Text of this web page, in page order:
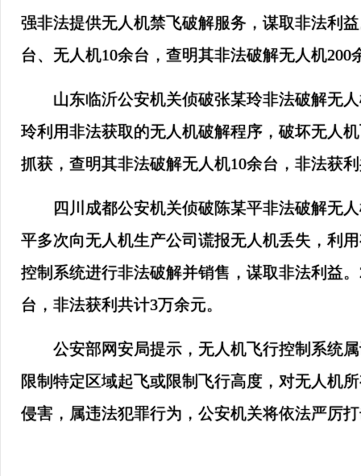
强非法提供无人机禁飞破解服务，谋取非法利
台、无人机10余台，查明其非法破解无人机
山东临沂公安机关侦破张某玲非法破解无
玲利用非法获取的无人机破解程序，破坏无人
抓获，查明其非法破解无人机10余台，非法获
四川成都公安机关侦破陈某平非法破解无
平多次向无人机生产公司谎报无人机丢失，利
控制系统进行非法破解并销售，谋取非法利益
台，非法获利共计3万余元。
公安部网安局提示，无人机飞行控制系统
限制特定区域起飞或限制飞行高度，对无人机
侵害，属违法犯罪行为，公安机关将依法严厉